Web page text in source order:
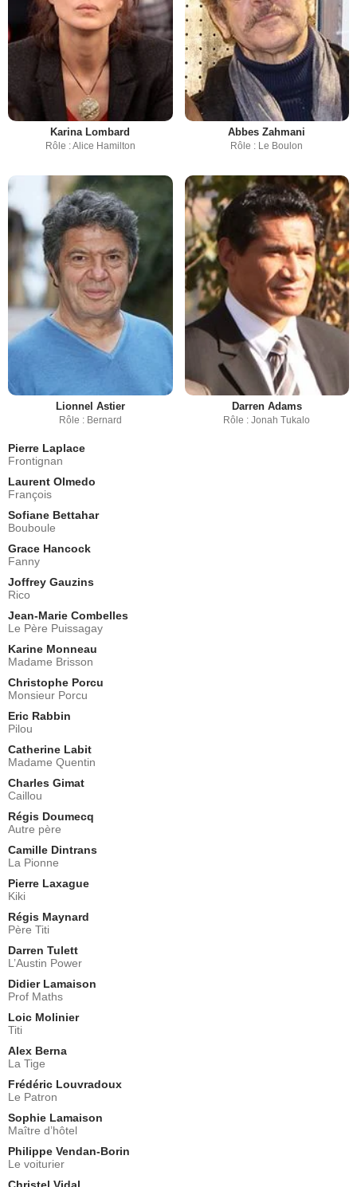
Karina Lombard
Rôle : Alice Hamilton
Abbes Zahmani
Rôle : Le Boulon
Lionnel Astier
Rôle : Bernard
Darren Adams
Rôle : Jonah Tukalo
Pierre Laplace
Frontignan
Laurent Olmedo
François
Sofiane Bettahar
Bouboule
Grace Hancock
Fanny
Joffrey Gauzins
Rico
Jean-Marie Combelles
Le Père Puissagay
Karine Monneau
Madame Brisson
Christophe Porcu
Monsieur Porcu
Eric Rabbin
Pilou
Catherine Labit
Madame Quentin
Charles Gimat
Caillou
Régis Doumecq
Autre père
Camille Dintrans
La Pionne
Pierre Laxague
Kiki
Régis Maynard
Père Titi
Darren Tulett
L’Austin Power
Didier Lamaison
Prof Maths
Loic Molinier
Titi
Alex Berna
La Tige
Frédéric Louvradoux
Le Patron
Sophie Lamaison
Maître d’hôtel
Philippe Vendan-Borin
Le voiturier
Christel Vidal